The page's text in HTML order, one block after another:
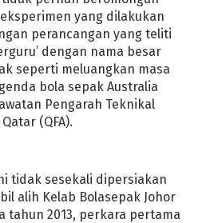
yang dilakukan
perancangan yang teliti
dengan nama besar
seperti meluangkan masa
bola sepak Australia
Pengarah Teknikal
(QFA).
tidak sesekali dipersiakan
alih Kelab Bolasepak Johor
tahun 2013, perkara pertama